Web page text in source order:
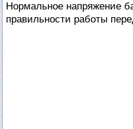
Нормальное напряжение
правильности работы